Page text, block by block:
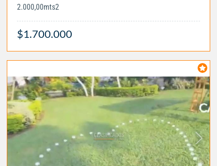
2.000,00mts2
$1.700.000